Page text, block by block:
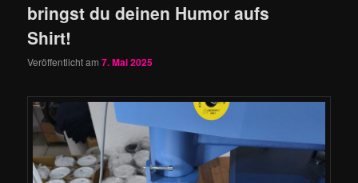
bringst du deinen Humor aufs
Shirt!
Veröffentlicht am7. Mai 2025